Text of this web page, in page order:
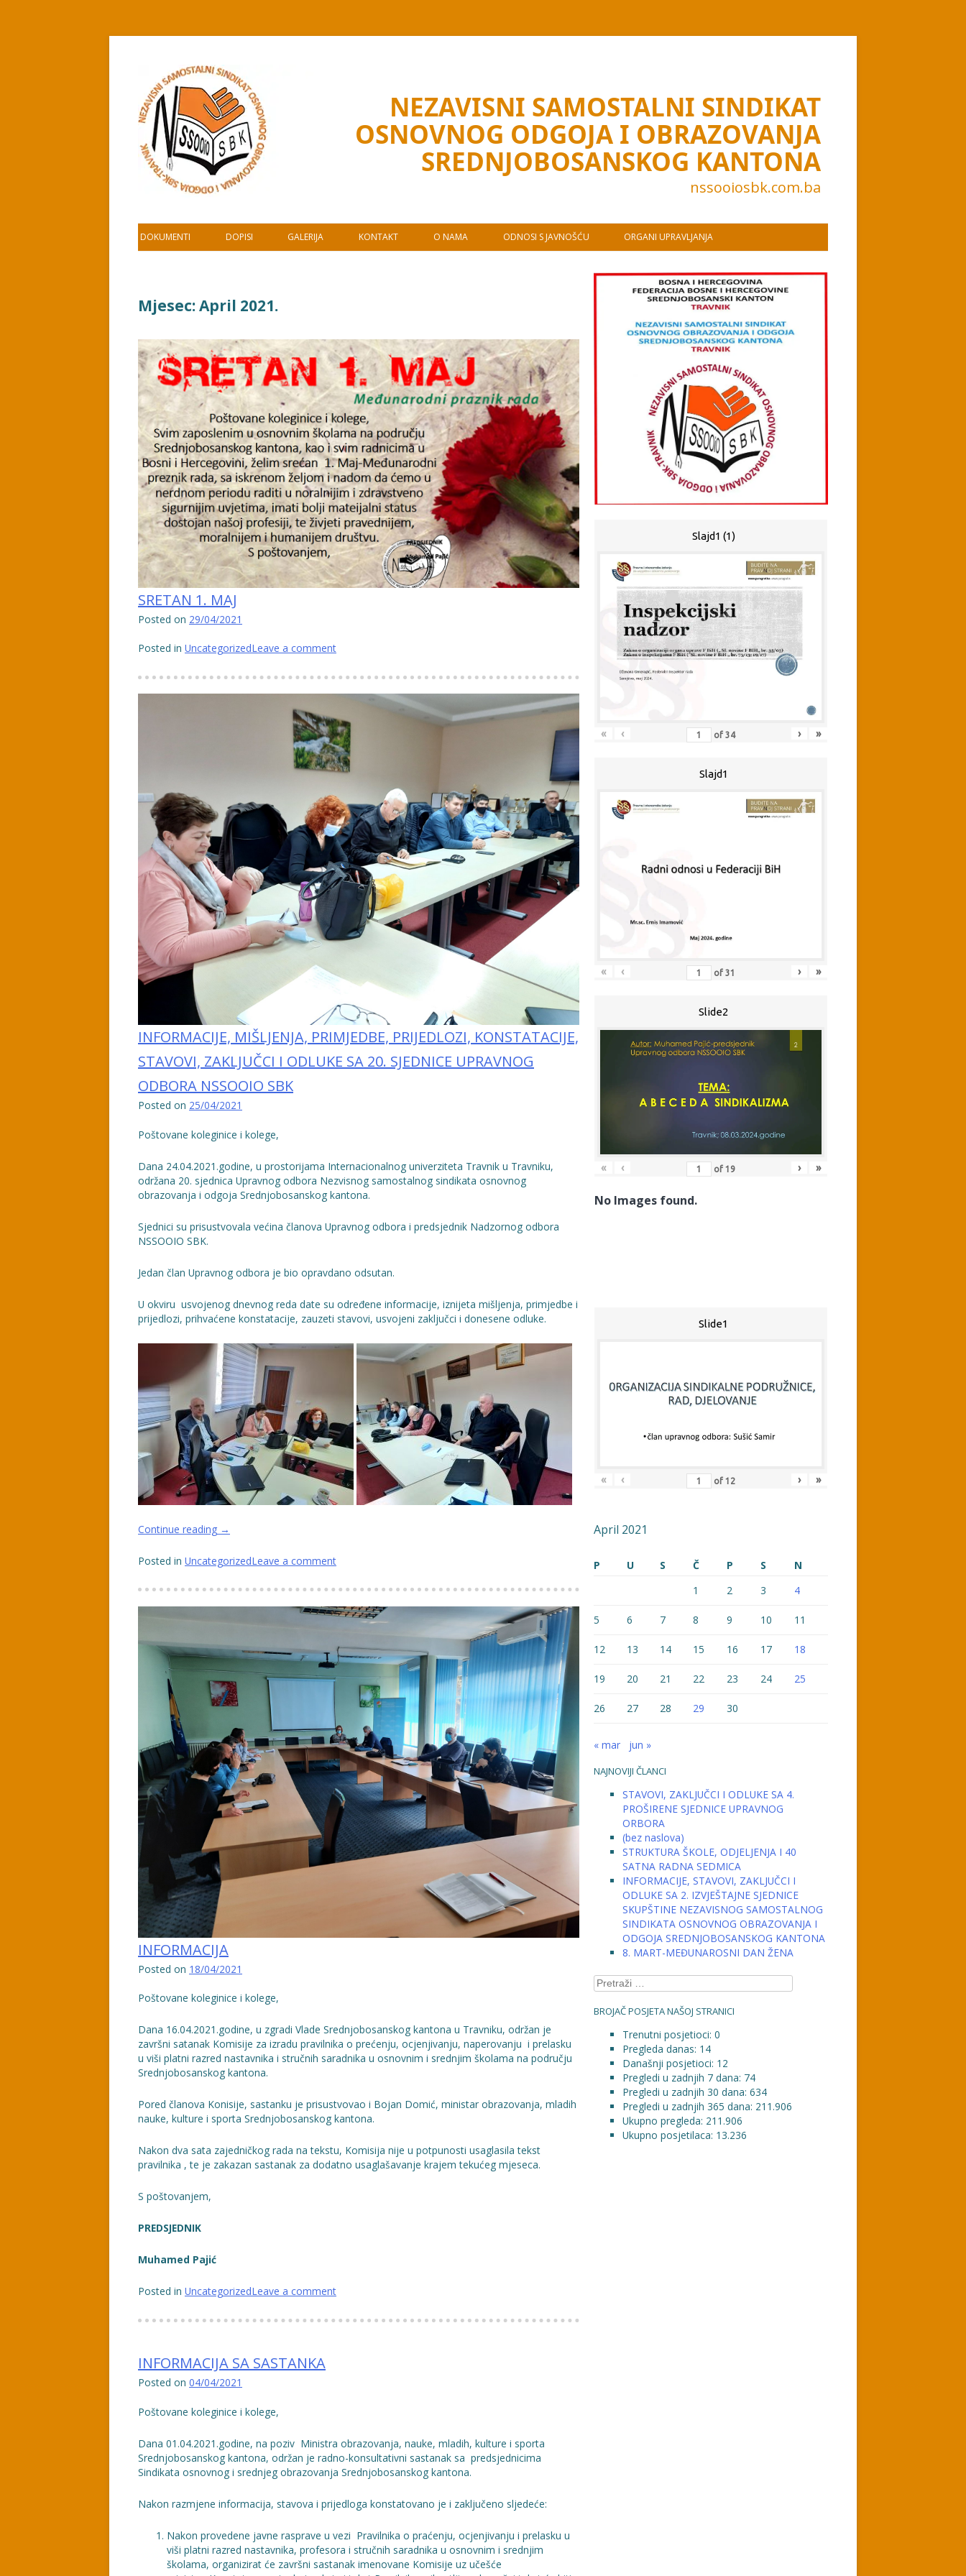
content
NEZAVISNI SAMOSTALNI SINDIKAT
OSNOVNOG ODGOJA I OBRAZOVANJA
SREDNJOBOSANSKOG KANTONA
nssooiosbk.com.ba
DOKUMENTI DOPISI GALERIJA KONTAKT O NAMA ODNOSI S JAVNOŠĆU ORGANI UPRAVLJANJA
Mjesec:April 2021.
SRETAN 1. MAJ
Posted on 29/04/2021
Posted in UncategorizedLeave a comment
INFORMACIJE, MIŠLJENJA, PRIMJEDBE, PRIJEDLOZI, KONSTATACIJE,
STAVOVI, ZAKLJUČCI I ODLUKE SA 20. SJEDNICE UPRAVNOG
ODBORA NSSOOIO SBK
Posted on 25/04/2021
Poštovane koleginice i kolege,
Dana 24.04.2021.godine, u prostorijama Internacionalnog univerziteta Travnik u Travniku,
održana 20. sjednica Upravnog odbora Nezvisnog samostalnog sindikata osnovnog
obrazovanja i odgoja Srednjobosanskog kantona.
Sjednici su prisustvovala većina članova Upravnog odbora i predsjednik Nadzornog odbora
NSSOOIO SBK.
Jedan član Upravnog odbora je bio opravdano odsutan.
U okviru usvojenog dnevnog reda date su određene informacije, iznijeta mišljenja, primjedbe i
prijedlozi, prihvaćene konstatacije, zauzeti stavovi, usvojeni zaključci i donesene odluke.
Continue reading “INFORMACIJE,
PRIMJEDBE,
PRIJEDLOZI,
KONSTATACIJE,
ODLUKE
SA
20.
SJEDNICE
UPRAVNOG
NSSOOIO
SBK”
→
Posted in UncategorizedLeave a comment
INFORMACIJA
Posted on 18/04/2021
Poštovane koleginice i kolege,
Dana 16.04.2021.godine, u zgradi Vlade Srednjobosanskog kantona u Travniku, održan je
završni satanak Komisije za izradu pravilnika o prećenju, ocjenjivanju, naperovanju i prelasku
u viši platni razred nastavnika i stručnih saradnika u osnovnim i srednjim školama na području
Srednjobosanskog kantona.
Pored članova Konisije, sastanku je prisustvovao i Bojan Domić, ministar obrazovanja, mladih
nauke, kulture i sporta Srednjobosanskog kantona.
Nakon dva sata zajedničkog rada na tekstu, Komisija nije u potpunosti usaglasila tekst
pravilnika , te je zakazan sastanak za dodatno usaglašavanje krajem tekućeg mjeseca.
S poštovanjem,
PREDSJEDNIK
Muhamed Pajić
Posted in UncategorizedLeave a comment
INFORMACIJA SA SASTANKA
Posted on 04/04/2021
Poštovane koleginice i kolege,
Dana 01.04.2021.godine, na poziv Ministra obrazovanja, nauke, mladih, kulture i sporta
Srednjobosanskog kantona, održan je radno-konsultativni sastanak sa predsjednicima
Sindikata osnovnog i srednjeg obrazovanja Srednjobosanskog kantona.
Nakon razmjene informacija, stavova i prijedloga konstatovano je i zaključeno sljedeće:
Nakon provedene javne rasprave u vezi Pravilnika o praćenju, ocjenjivanju i prelasku u
viši platni razred nastavnika, profesora i stručnih saradnika u osnovnim i srednjim
školama, organizirat će završni sastanak imenovane Komisije uz učešće
Slajd1 (1)
« ‹ of 34 › »
Slajd1
« ‹ of 31 › »
Slide2
« ‹ of 19 › »
No Images found.
Slide1
« ‹ of 12 › »
April 2021
P U S Č P S
N
1
2 3 4
5 6 7 8 9 10 11
12 13 14 15 16 17 18
19 20 21 22 23 24 25
26 27 28 29 30
« mar jun »
NAJNOVIJI ČLANCI
STAVOVI, ZAKLJUČCI I ODLUKE SA 4.
PROŠIRENE SJEDNICE UPRAVNOG
ORBORA
(bez naslova)
STRUKTURA ŠKOLE, ODJELJENJA I 40
SATNA RADNA SEDMICA
INFORMACIJE, STAVOVI, ZAKLJUČCI I
ODLUKE SA 2. IZVJEŠTAJNE SJEDNICE
SKUPŠTINE NEZAVISNOG SAMOSTALNOG
SINDIKATA OSNOVNOG OBRAZOVANJA I
ODGOJA SREDNJOBOSANSKOG KANTONA
8. MART-MEĐUNAROSNI DAN ŽENA
Pretraga:
BROJAČ POSJETA NAŠOJ STRANICI
Trenutni posjetioci: 0
Pregleda danas: 14
Današnji posjetioci: 12
Pregledi u zadnjih 7 dana: 74
Pregledi u zadnjih 30 dana: 634
Pregledi u zadnjih 365 dana: 211.906
Ukupno pregleda: 211.906
Ukupno posjetilaca: 13.236